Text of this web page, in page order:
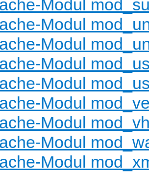
Modul
Modul
Modul
Modul
Modul
Modul
Modul
Modul
Modul